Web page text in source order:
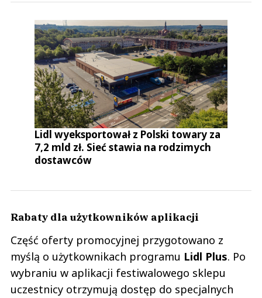
Lidl wyeksportował z Polski towary za
7,2 mld zł. Sieć stawia na rodzimych
dostawców
Rabaty dla użytkowników aplikacji
Część oferty promocyjnej przygotowano z
myślą o użytkownikach programu Lidl Plus. Po
wybraniu w aplikacji festiwalowego sklepu
uczestnicy otrzymują dostęp do specjalnych